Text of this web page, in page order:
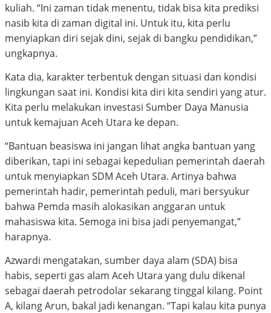
kuliah. “Ini zaman tidak menentu, tidak bisa kita prediksi
nasib kita di zaman digital ini. Untuk itu, kita perlu
menyiapkan diri sejak dini, sejak di bangku pendidikan,”
ungkapnya.
Kata dia, karakter terbentuk dengan situasi dan kondisi
lingkungan saat ini. Kondisi kita diri kita sendiri yang atur.
Kita perlu melakukan investasi Sumber Daya Manusia
untuk kemajuan Aceh Utara ke depan.
“Bantuan beasiswa ini jangan lihat angka bantuan yang
diberikan, tapi ini sebagai kepedulian pemerintah daerah
untuk menyiapkan SDM Aceh Utara. Artinya bahwa
pemerintah hadir, pemerintah peduli, mari bersyukur
bahwa Pemda masih alokasikan anggaran untuk
mahasiswa kita. Semoga ini bisa jadi penyemangat,”
harapnya.
Azwardi mengatakan, sumber daya alam (SDA) bisa
habis, seperti gas alam Aceh Utara yang dulu dikenal
sebagai daerah petrodolar sekarang tinggal kilang. Point
A, kilang Arun, bakal jadi kenangan. “Tapi kalau kita punya